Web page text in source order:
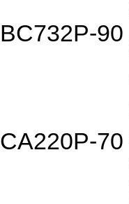
BC732P-90
CA220P-70